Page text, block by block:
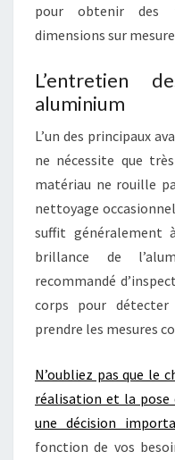
pour obtenir des
dimensions sur
L’entretien
aluminium
L’un des principaux
ne nécessite que
matériau ne rouille
nettoyage
suffit généralement
brillance de
recommandé
corps pour
prendre les mesures
N’oubliez pas que le
réalisation et la pose
une décision
fonction de vos